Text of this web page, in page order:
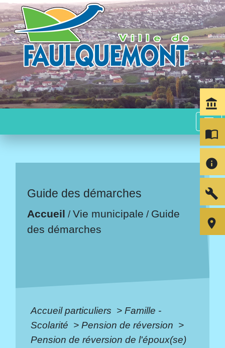
menu
Guide des démarches
Accueil /Vie municipale / Guide
des démarches
Accueil particuliers > Famille -
Scolarité > Pension de réversion >
Pension de réversion de l'époux(se)
account_balance
import_contacts
info
build
room